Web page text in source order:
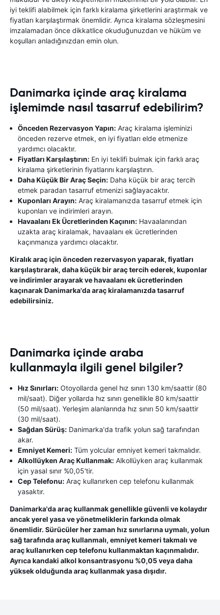
iyi teklifi alabilmek için farklı kiralama şirketlerini araştırmak ve
fiyatları karşılaştırmak önemlidir. Ayrıca kiralama sözleşmesini
imzalamadan önce dikkatlice okuduğunuzdan ve hüküm ve
koşulları anladığınızdan emin olun.
Danimarka içinde araç kiralama
işlemimde nasıl tasarruf edebilirim?
Önceden Rezervasyon Yapın: Araç kiralama işleminizi
önceden rezerve etmek, en iyi fiyatları elde etmenize
yardımcı olacaktır.
Fiyatları Karşılaştırın: En iyi teklifi bulmak için farklı araç
kiralama şirketlerinin fiyatlarını karşılaştırın.
Daha Küçük Bir Araç Seçin: Daha küçük bir araç tercih
etmek paradan tasarruf etmenizi sağlayacaktır.
Kuponları Arayın: Araç kiralamanızda tasarruf etmek için
kuponları ve indirimleri arayın.
Havaalanı Ek Ücretlerinden Kaçının: Havaalanından
uzakta araç kiralamak, havaalanı ek ücretlerinden
kaçınmanıza yardımcı olacaktır.
Kiralık araç için önceden rezervasyon yaparak, fiyatları
karşılaştırarak, daha küçük bir araç tercih ederek, kuponlar
ve indirimler arayarak ve havaalanı ek ücretlerinden
kaçınarak Danimarka'da araç kiralamanızda tasarruf
edebilirsiniz.
Danimarka içinde araba
kullanmayla ilgili genel bilgiler?
Hız Sınırları: Otoyollarda genel hız sınırı 130 km/saattir (80
mil/saat). Diğer yollarda hız sınırı genellikle 80 km/saattir
(50 mil/saat). Yerleşim alanlarında hız sınırı 50 km/saattir
(30 mil/saat).
Sağdan Sürüş: Danimarka'da trafik yolun sağ tarafından
akar.
Emniyet Kemeri: Tüm yolcular emniyet kemeri takmalıdır.
Alkollüyken Araç Kullanmak: Alkollüyken araç kullanmak
için yasal sınır %0,05'tir.
Cep Telefonu: Araç kullanırken cep telefonu kullanmak
yasaktır.
Danimarka'da araç kullanmak genellikle güvenli ve kolaydır
ancak yerel yasa ve yönetmeliklerin farkında olmak
önemlidir. Sürücüler her zaman hız sınırlarına uymalı, yolun
sağ tarafında araç kullanmalı, emniyet kemeri takmalı ve
araç kullanırken cep telefonu kullanmaktan kaçınmalıdır.
Ayrıca kandaki alkol konsantrasyonu %0,05 veya daha
yüksek olduğunda araç kullanmak yasa dışıdır.